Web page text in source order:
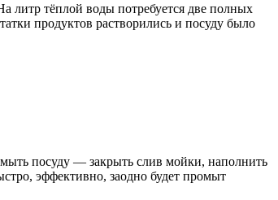
литр тёплой воды потребуется две полных
продуктов растворились и посуду было
посуду — закрыть слив мойки, наполнить
эффективно, заодно будет промыт